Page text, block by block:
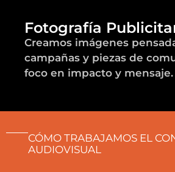
Fotografía
Creamos imágenes
campañas y piezas de
foco en impacto y mensaje.
CÓMO TRABAJAMOS EL
AUDIOVISUAL